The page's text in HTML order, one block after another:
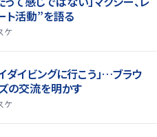
ト活動”を語る
ケ
ダイビングに行こう」…ブラウ
の交流を明かす
ケ